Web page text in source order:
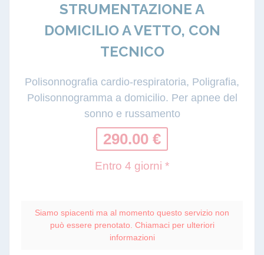
STRUMENTAZIONE A
DOMICILIO A VETTO, CON
TECNICO
Polisonnografia cardio-respiratoria, Poligrafia,
Polisonnogramma a domicilio. Per apnee del
sonno e russamento
290.00 €
Entro 4 giorni *
Siamo spiacenti ma al momento questo servizio non
può essere prenotato. Chiamaci per ulteriori
informazioni